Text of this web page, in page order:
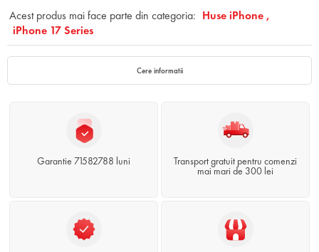
Acest produs mai face parte din categoria: Huse iPhone ,
iPhone 17 Series
Cere informatii
Garantie 71582788 luni
Transport gratuit pentru comenzi
mai mari de 300 lei